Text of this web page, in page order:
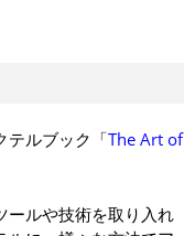
テルブック「The Art of
ールや技術を取り入れ